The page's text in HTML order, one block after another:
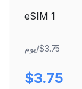
1
$3.75/يوم
$3.75